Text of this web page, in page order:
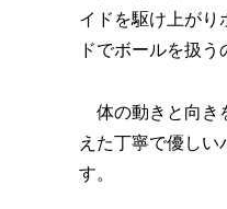
イドを駆け上がり
ドでボールを扱
体の動きと向き
えた丁寧で優し
す。